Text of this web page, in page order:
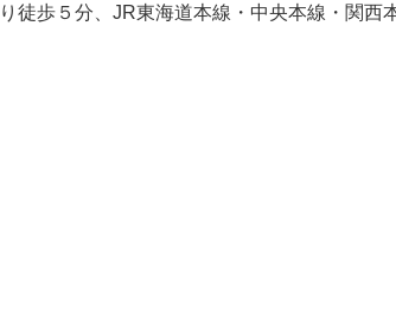
徒歩５分、JR東海道本線・中央本線・関西